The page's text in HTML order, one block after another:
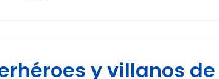
y villanos